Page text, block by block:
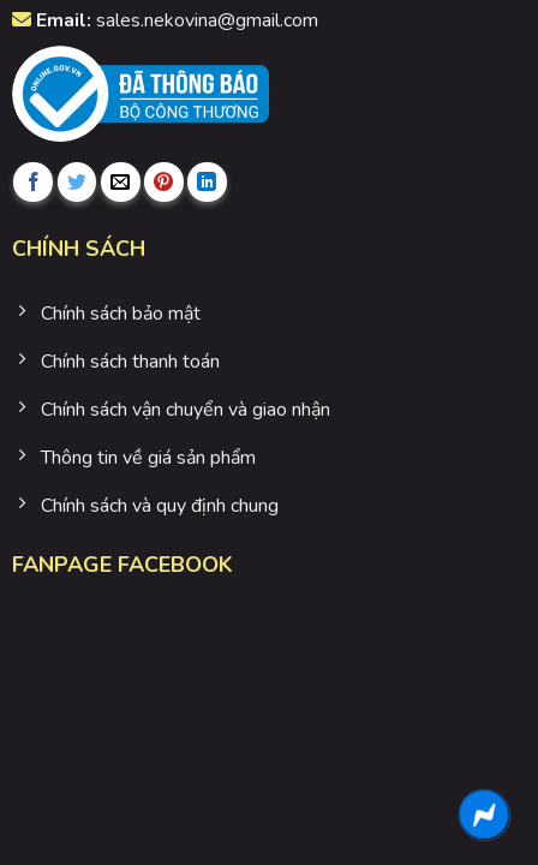
Email: sales.nekovina@gmail.com
CHÍNH SÁCH
Chính sách bảo mật
Chính sách thanh toán
Chính sách vận chuyển và giao nhận
Thông tin về giá sản phẩm
Chính sách và quy định chung
FANPAGE FACEBOOK